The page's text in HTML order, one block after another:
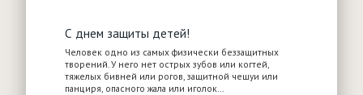
С днем защиты детей!
Человек одно из самых физически беззащитных
творений. У него нет острых зубов или когтей,
тяжелых бивней или рогов, защитной чешуи или
панциря, опасного жала или иголок…